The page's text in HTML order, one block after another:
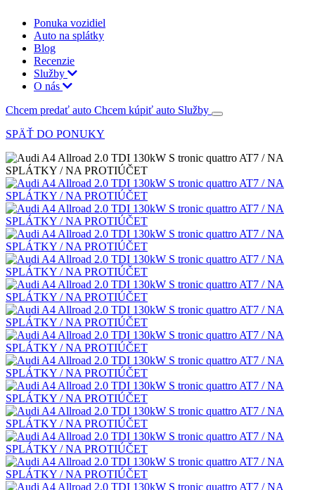
Ponuka vozidiel
Auto na splátky
Blog
Recenzie
Služby
O nás
Chcem predať auto Chcem kúpiť auto Služby
SPÄŤ DO PONUKY